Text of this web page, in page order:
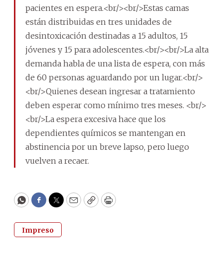
pacientes en espera.<br/><br/>Estas camas
están distribuidas en tres unidades de
desintoxicación destinadas a 15 adultos, 15
jóvenes y 15 para adolescentes.<br/><br/>La alta
demanda habla de una lista de espera, con más
de 60 personas aguardando por un lugar.<br/>
<br/>Quienes desean ingresar a tratamiento
deben esperar como mínimo tres meses. <br/>
<br/>La espera excesiva hace que los
dependientes químicos se mantengan en
abstinencia por un breve lapso, pero luego
vuelven a recaer.
WhatsApp
Facebook
Twitter
EmailCopyPrint
Impreso